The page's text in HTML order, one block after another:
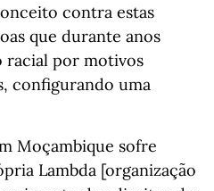
contra estas
que durante anos
racial por motivos
configurando uma
Moçambique sofre
Lambda [organização